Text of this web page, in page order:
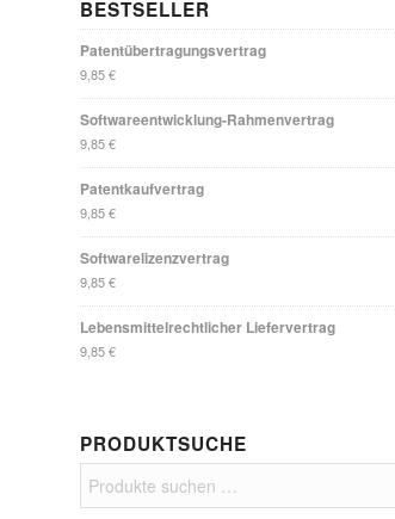
BESTSELLER
Patentübertragungsvertrag
9,85€
Softwareentwicklung-Rahmenvertrag
9,85€
Patentkaufvertrag
9,85€
Softwarelizenzvertrag
9,85€
Lebensmittelrechtlicher Liefervertrag
9,85€
PRODUKTSUCHE